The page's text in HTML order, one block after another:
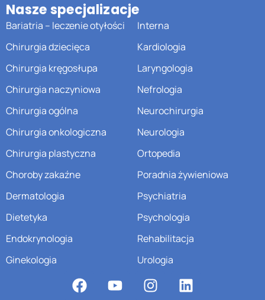
Nasze specjalizacje
Bariatria – leczenie otyłości
Chirurgia dziecięca
Chirurgia kręgosłupa
Chirurgia naczyniowa
Chirurgia ogólna
Chirurgia onkologiczna
Chirurgia plastyczna
Choroby zakaźne
Dermatologia
Dietetyka
Endokrynologia
Ginekologia
Interna
Kardiologia
Laryngologia
Nefrologia
Neurochirurgia
Neurologia
Ortopedia
Poradnia żywieniowa
Psychiatria
Psychologia
Rehabilitacja
Urologia